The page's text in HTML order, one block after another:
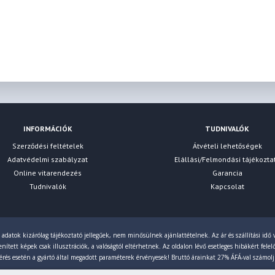
INFORMÁCIÓK
Szerződési feltételek
Adatvédelmi szabályzat
Online vitarendezés
Tudnivalók
TUDNIVALÓK
Átvételi lehetőségek
Elállási/Felmondási
Garancia
Kapcsolat
kizárólag tájékoztató jellegűek, nem minősülnek ajánlattételnek. Az ár és szállítási idő
képek csak illusztrációk, a valóságtól eltérhetnek. Az oldalon lévő esetleges hibákért
esetén a gyártó által megadott paraméterek érvényesek! Bruttó árainkat 27% ÁFÁ-val